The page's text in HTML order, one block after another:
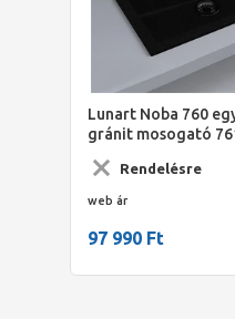
Lunart Noba 760
gránit mosogató
Rendelésre
web ár
97 990 Ft